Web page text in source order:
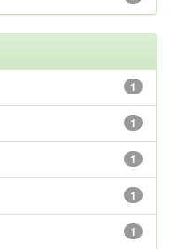
1
1
1
1
1